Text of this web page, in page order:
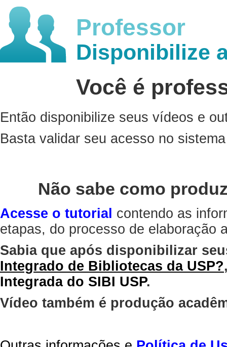
Professor
Disponibilize
Você é
Então disponibilize seus vídeos e
Basta validar seu acesso no
Não sabe como
Acesse o tutorial contendo as
etapas, do processo de elaboração
Sabia que após disponibilizar
Integrado de Bibliotecas da USP?
Integrada do SIBI USP.
Vídeo também é produção